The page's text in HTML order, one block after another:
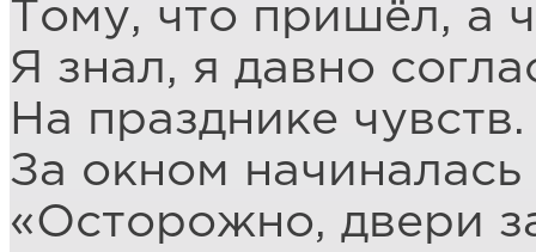
Тому, что пришёл, а
Я знал, я давно
На празднике чувств.
За окном
«Осторожно, двери